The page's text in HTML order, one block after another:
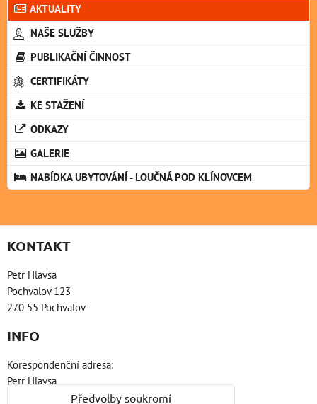
AKTUALITY
NAŠE SLUŽBY
PUBLIKAČNÍ ČINNOST
CERTIFIKÁTY
KE STAŽENÍ
ODKAZY
GALERIE
NABÍDKA UBYTOVÁNÍ - LOUČNÁ POD KLÍNOVCEM
KONTAKT
Petr Hlavsa
Pochvalov 123
270 55 Pochvalov
INFO
Korespondenční adresa:
Petr Hlavsa
Platanová 2831Předvolby soukromí